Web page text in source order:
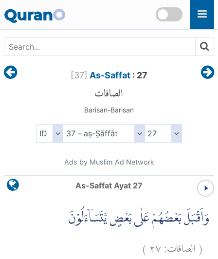
QuranO
[37] As-Saffat: 27
الصافات
Barisan-Barisan
Ads by Muslim Ad Network
As-Saffat Ayat 27
وَاَقْبَلَ بَعْضُهُمْ عَلٰى بَعْضٍ يَّتَسَاۤءَلُوْنَ
(الصافات:٢٧)